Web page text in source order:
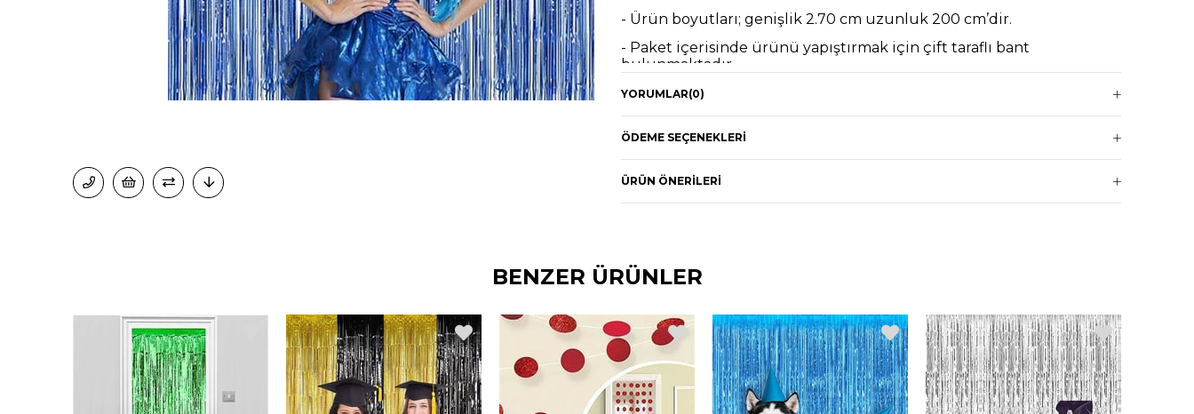
- Ürün boyutları; genişlik 2.70 cm uzunluk 200 cm’dir.
- Paket içerisinde ürünü yapıştırmak için çift taraflı bant
bulunmaktadır.
- Bant üzerindeki koruyucu kağıdı çıkartıp istediğiniz yere
- Bilgi almak için
- Arka Plan fon süsler ile özel günlerinizde veya doğum günü
partinizde dekorasyonunuzu daha canlı ve renkli hale
Kapı Perdesi ve Masa Eteği Renkleri
YORUMLAR(0)
ÖDEME SEÇENEKLERI
ÜRÜN ÖNERILERI
BENZER ÜRÜNLER